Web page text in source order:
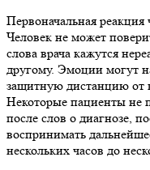
Первоначальная
Человек не может
слова врача кажутся
другому. Эмоции могут
защитную дистанцию от
Некоторые пациенты не
после слов о диагнозе,
воспринимать
нескольких часов до